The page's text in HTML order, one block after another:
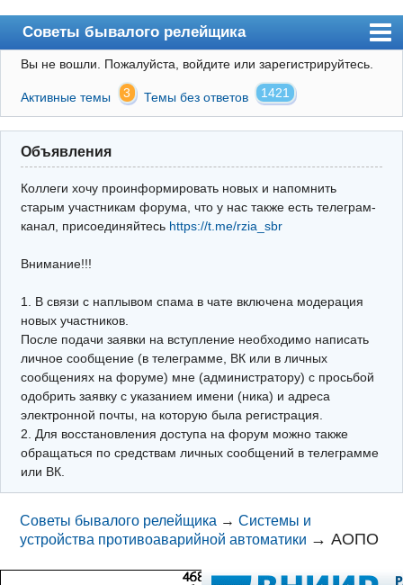
Советы бывалого релейщика
Форум
Правила
Поиск
Регистрация
Архив
Почта
Поиск релейщика
Видео РЗиА
Фотохостинг
Телеграм
Вы не вошли. Пожалуйста, войдите или зарегистрируйтесь.
Активные темы 3 Темы без ответов 1421
Объявления
Коллеги хочу проинформировать новых и напомнить
старым участникам форума, что у нас также есть телеграм-
канал, присоединяйтесь https://t.me/rzia_sbr
Внимание!!!
1. В связи с наплывом спама в чате включена модерация
новых участников.
После подачи заявки на вступление необходимо написать
личное сообщение (в телеграмме, ВК или в личных
сообщениях на форуме) мне (администратору) с просьбой
одобрить заявку с указанием имени (ника) и адреса
электронной почты, на которую была регистрация.
2. Для восстановления доступа на форум можно также
обращаться по средствам личных сообщений в телеграмме
или ВК.
Советы бывалого релейщика →Системы и
устройства противоаварийной автоматики →АОПО